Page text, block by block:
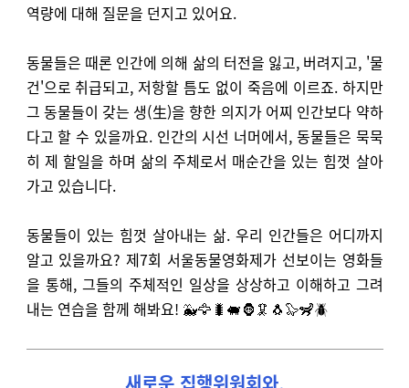
역량에 대해 질문을 던지고 있어요.
동물들은 때론 인간에 의해 삶의 터전을 잃고, 버려지고, '물
건'으로 취급되고, 저항할 틈도 없이 죽음에 이르죠. 하지만
그 동물들이 갖는 생(生)을 향한 의지가 어찌 인간보다 약하
다고 할 수 있을까요. 인간의 시선 너머에서, 동물들은 묵묵
히 제 할일을 하며 삶의 주체로서 매순간을 있는 힘껏 살아
가고 있습니다.
동물들이 있는 힘껏 살아내는 삶. 우리 인간들은 어디까지
알고 있을까요? 제7회 서울동물영화제가 선보이는 영화들
을 통해, 그들의 주체적인 일상을 상상하고 이해하고 그려
내는 연습을 함께 해봐요! 🐳🦅🐛🐖🦍🦑🐧🦭🦨🪲